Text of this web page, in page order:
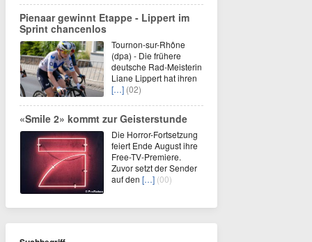
Pienaar gewinnt Etappe - Lippert im
Sprint chancenlos
Tournon-sur-Rhône
(dpa) - Die frühere
deutsche Rad-Meisterin
Liane Lippert hat ihren
[…] (02)
«Smile 2» kommt zur Geisterstunde
Die Horror-Fortsetzung
feiert Ende August ihre
Free-TV-Premiere.
Zuvor setzt der Sender
auf den […] (00)